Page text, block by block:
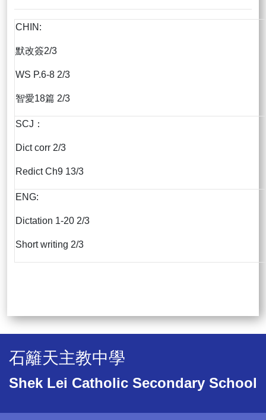
CHIN:
默改簽2/3
WS P.6-8 2/3
智愛18篇 2/3
SCJ：
Dict corr 2/3
Redict Ch9 13/3
ENG:
Dictation 1-20 2/3
Short writing 2/3
石籬天主教中學
Shek Lei Catholic Secondary School